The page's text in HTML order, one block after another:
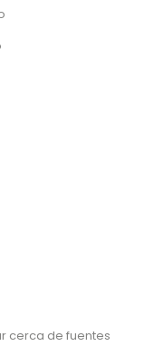
cerca de fuentes